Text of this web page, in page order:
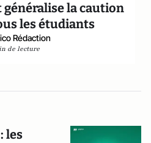
généralise la caution
les étudiants
Rédaction
de lecture
les